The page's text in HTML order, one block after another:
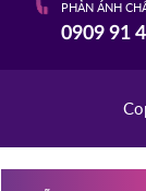
PHẢN ÁNH
0909 91